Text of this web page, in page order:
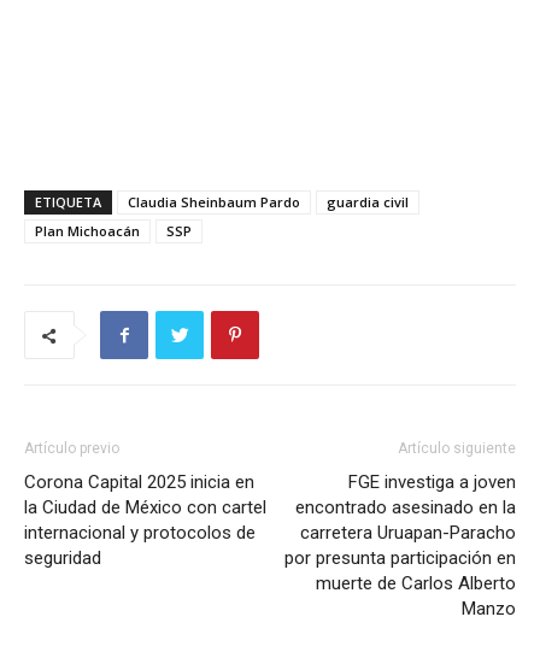
ETIQUETA Claudia Sheinbaum Pardo
guardia civil
Plan Michoacán
SSP
Artículo previo
Corona Capital 2025 inicia en
la Ciudad de México con cartel
internacional y protocolos de
seguridad
Artículo siguiente
FGE investiga a joven
encontrado asesinado en la
carretera Uruapan-Paracho
por presunta participación en
muerte de Carlos Alberto
Manzo